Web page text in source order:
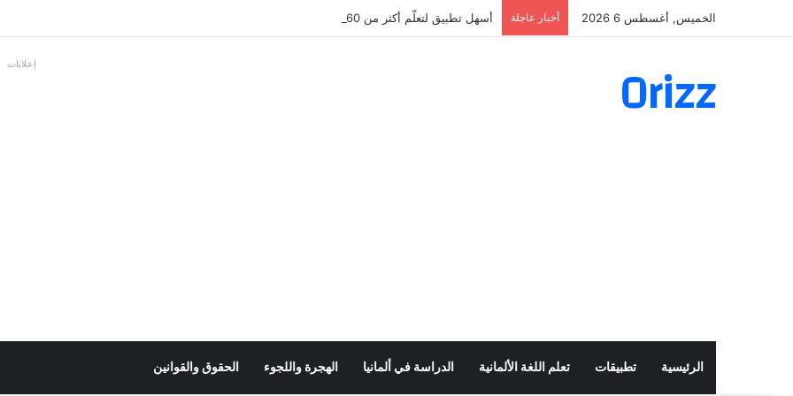
الخميس, أغسطس 6 2026 أخبار عاجلة أسهل تطبيق لتعلّم أكثر من 160 ألف فعل بالألمانية
Orizz إعلانات
الرئيسية تطبيقات تعلم اللغة الألمانية الدراسة في ألمانيا الهجرة واللجوء الحقوق والقوانين